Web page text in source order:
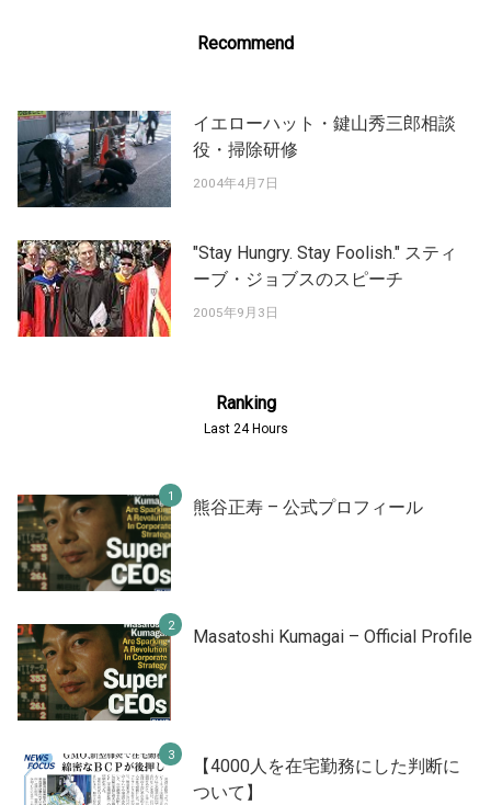
Recommend
イエローハット・鍵山秀三郎相談
役・掃除研修
2004年4月7日
"Stay Hungry. Stay Foolish." スティ
ーブ・ジョブスのスピーチ
2005年9月3日
Ranking
Last 24 Hours
熊谷正寿 – 公式プロフィール
Masatoshi Kumagai – Official Profile
【4000人を在宅勤務にした判断に
ついて】